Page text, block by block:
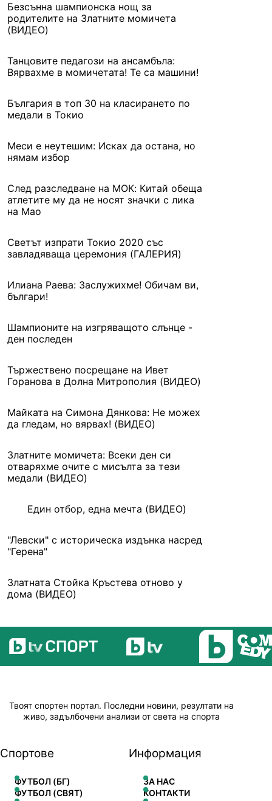
Безсънна шампионска нощ за
родителите на Златните момичета
(ВИДЕО)
Танцовите педагози на ансамбъла:
Вярвахме в момичетата! Те са машини!
България в топ 30 на класирането по
медали в Токио
Меси е неутешим: Исках да остана, но
нямам избор
След разследване на МОК: Китай обеща
атлетите му да не носят значки с лика
на Мао
Светът изпрати Токио 2020 със
завладяваща церемония (ГАЛЕРИЯ)
Илиана Раева: Заслужихме! Обичам ви,
българи!
Шампионите на изгряващото слънце -
ден последен
Тържествено посрещане на Ивет
Горанова в Долна Митрополия (ВИДЕО)
Майката на Симона Дянкова: Не можех
да гледам, но вярвах! (ВИДЕО)
Златните момичета: Всеки ден си
отваряхме очите с мисълта за тези
медали (ВИДЕО)
Един отбор, една мечта (ВИДЕО)
"Левски" с историческа издънка насред
"Герена"
Златната Стойка Кръстева отново у
дома (ВИДЕО)
Твоят спортен портал. Последни новини, резултати на
живо, задълбочени анализи от света на спорта
Спортове
ФУТБОЛ (БГ)
ФУТБОЛ (СВЯТ)
Информация
ЗА НАС
КОНТАКТИ